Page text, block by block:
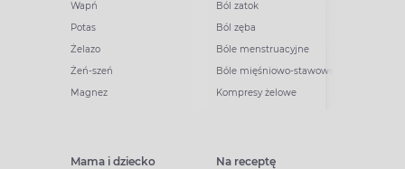
Wapń
Potas
Żelazo
Żeń-szeń
Magnez
Ból zatok
Ból zęba
Bóle menstruacyjne
Bóle mięśniowo-stawowe
Kompresy żelowe
Mama i dziecko Na receptę